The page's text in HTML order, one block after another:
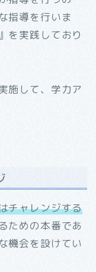
指導を行いま
を実践しており
施して、学力ア
チャレンジする
ための本番であ
機会を設けてい